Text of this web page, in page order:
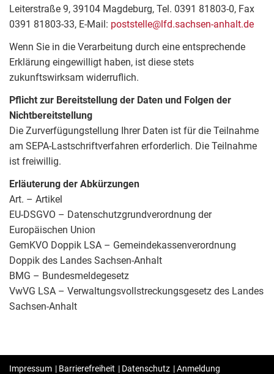
Leiterstraße 9, 39104 Magdeburg, Tel. 0391 81803-0, Fax
0391 81803-33, E-Mail: poststelle@lfd.sachsen-anhalt.de
Wenn Sie in die Verarbeitung durch eine entsprechende
Erklärung eingewilligt haben, ist diese stets
zukunftswirksam widerruflich.
Pflicht zur Bereitstellung der Daten und Folgen der
Nichtbereitstellung
Die Zurverfügungstellung Ihrer Daten ist für die Teilnahme
am SEPA-Lastschriftverfahren erforderlich. Die Teilnahme
ist freiwillig.
Erläuterung der Abkürzungen
Art. – Artikel
EU-DSGVO – Datenschutzgrundverordnung der
Europäischen Union
GemKVO Doppik LSA – Gemeindekassenverordnung
Doppik des Landes Sachsen-Anhalt
BMG – Bundesmeldegesetz
VwVG LSA – Verwaltungsvollstreckungsgesetz des Landes
Sachsen-Anhalt
Impressum | Barrierefreiheit | Datenschutz |Anmeldung